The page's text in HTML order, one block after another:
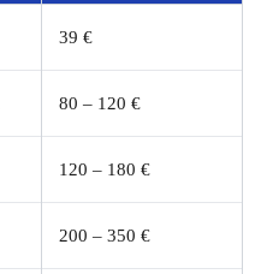
39 €
80 – 120 €
120 – 180 €
200 – 350 €